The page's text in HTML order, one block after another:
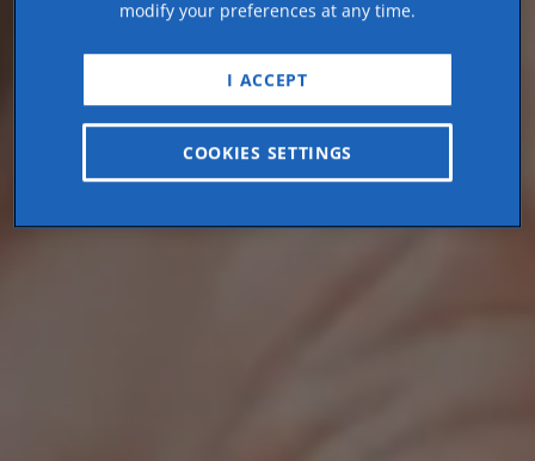
modify your preferences at any time.
I ACCEPT
COOKIES SETTINGS